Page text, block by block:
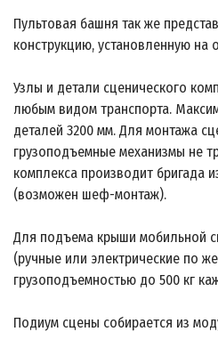
Пультовая башня так же
конструкцию, установленную на
Узлы и детали сценического
любым видом транспорта.
деталей 3200 мм. Для монтажа
грузоподъемные механизмы не
комплекса производит бригада
(возможен шеф-монтаж).
Для подъема крыши мобильной
(ручные или электрические по
грузоподъемностью до 500 кг
Подиум сцены собирается из